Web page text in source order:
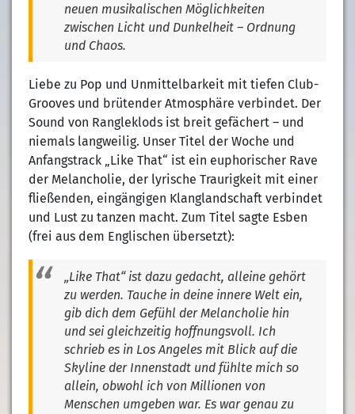
neuen musikalischen Möglichkeiten
zwischen Licht und Dunkelheit – Ordnung
und Chaos.
Liebe zu Pop und Unmittelbarkeit mit tiefen Club-
Grooves und brütender Atmosphäre verbindet. Der
Sound von Rangleklods ist breit gefächert – und
niemals langweilig. Unser Titel der Woche und
Anfangstrack „Like That“ ist ein euphorischer Rave
der Melancholie, der lyrische Traurigkeit mit einer
fließenden, eingängigen Klanglandschaft verbindet
und Lust zu tanzen macht. Zum Titel sagte Esben
(frei aus dem Englischen übersetzt):
„Like That“ ist dazu gedacht, alleine gehört
zu werden. Tauche in deine innere Welt ein,
gib dich dem Gefühl der Melancholie hin
und sei gleichzeitig hoffnungsvoll. Ich
schrieb es in Los Angeles mit Blick auf die
Skyline der Innenstadt und fühlte mich so
allein, obwohl ich von Millionen von
Menschen umgeben war. Es war genau zu